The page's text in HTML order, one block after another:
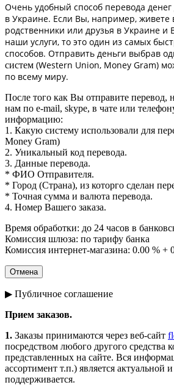
Очень удобный способ перевода денег
в Украине. Если Вы, например, живете
родственники или друзья в Украине и
наши услуги, то это один из самых
способов. Отправить деньги выбрав
систем (Western Union, Money Gram)
по всему миру.
После того как Вы отправите перевод,
нам по e-mail, skype, в чате или
информацию:
1. Какую систему использовали для
Money Gram)
2. Уникальный код перевода.
3. Данные перевода.
* ФИО Отправителя.
* Город (Страна), из которго сделан
* Точная сумма и валюта перевода.
4. Номер Вашего заказа.
Время обработки: до 24 часов в
Комиссия шлюза: по тарифу банка
Комиссия интернет-магазина: 0.00 % +
▶ Публичное соглашение
Прием заказов.
1. Заказы принимаются через веб-сайт
посредством любого другого средства
представленных на сайте. Вся
ассортимент т.п.) является актуальной
поддерживается.